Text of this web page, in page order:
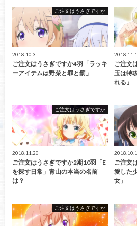
ご注文はうさぎですか
2018.10.3
ご注文はうさぎですか4羽「ラッキ
ーアイテムは野菜と罪と罰」
ご注文
玉は特
れる」
ご注文はうさぎですか
2018.11.20
ご注文はうさぎですか2期10羽「E
を探す日常」青山の本当の名前
は？
2018.10.1
ご注文
愛した
女」
ご注文はうさぎですか